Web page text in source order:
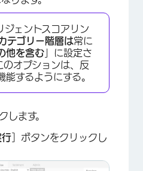
ジェントスコアリン
テゴリー階層は常に
他を含む 」に設定さ
のオプションは、反
能するようにする。
します。
行 ］ボタンをクリックし